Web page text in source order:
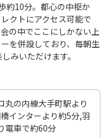
約10分。都心の中枢か
クトにアクセス可能で
の中でここにしかない上
を併設しており、毎朝生
みいただけます。
丸の内線大手町駅より
インターより約5分,羽
電車で約60分